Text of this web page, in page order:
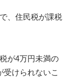
、住民税が課税
が4万円未満の
けられないこ